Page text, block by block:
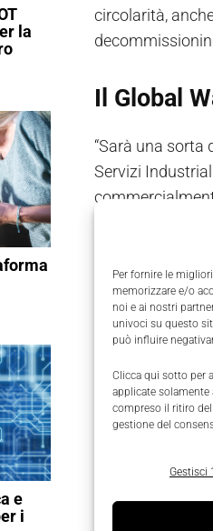
Per fornire le
memorizzare e/o
noi e ai nostri
univoci su questo
può influire
Clicca qui sotto per
applicate
compreso il ritiro
gestione del
Gestisci
la
e
i
circolarità,
Il Global
“Sarà una sorta
Servizi
partnership
il campo
Già da tempo
legata a
E questa, per
salirà alla terza,